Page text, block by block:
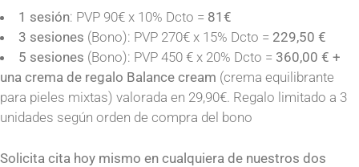
1 sesión: PVP 90€ x 10% Dcto = 81€
3 sesiones (Bono): PVP 270€ x 15% Dcto = 229,50 €
5 sesiones (Bono): PVP 450 € x 20% Dcto = 360,00 € +
una crema de regalo Balance cream (crema equilibrante
para pieles mixtas) valorada en 29,90€. Regalo limitado a 3
unidades según orden de compra del bono
Solicita cita hoy mismo en cualquiera de nuestros dos